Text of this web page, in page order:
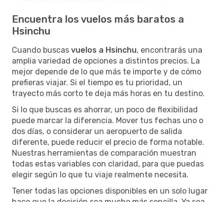
Encuentra los vuelos más baratos a
Hsinchu
Cuando buscas vuelos a Hsinchu, encontrarás una
amplia variedad de opciones a distintos precios. La
mejor depende de lo que más te importe y de cómo
prefieras viajar. Si el tiempo es tu prioridad, un
trayecto más corto te deja más horas en tu destino.
Si lo que buscas es ahorrar, un poco de flexibilidad
puede marcar la diferencia. Mover tus fechas uno o
dos días, o considerar un aeropuerto de salida
diferente, puede reducir el precio de forma notable.
Nuestras herramientas de comparación muestran
todas estas variables con claridad, para que puedas
elegir según lo que tu viaje realmente necesita.
Tener todas las opciones disponibles en un solo lugar